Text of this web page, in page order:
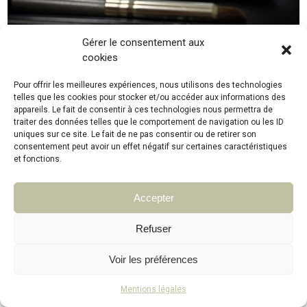
Gérer le consentement aux
cookies
Pour offrir les meilleures expériences, nous utilisons des technologies
telles que les cookies pour stocker et/ou accéder aux informations des
appareils. Le fait de consentir à ces technologies nous permettra de
traiter des données telles que le comportement de navigation ou les ID
uniques sur ce site. Le fait de ne pas consentir ou de retirer son
consentement peut avoir un effet négatif sur certaines caractéristiques
et fonctions.
Accepter
Refuser
Voir les préférences
Mentions légales
Forfait mariée
© institut-peauline 2021. Tous droits réservés